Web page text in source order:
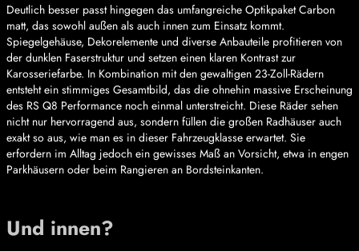
Deutlich besser passt hingegen das umfangreiche Optikpaket Carbon
matt, das sowohl außen als auch innen zum Einsatz kommt.
Spiegelgehäuse, Dekorelemente und diverse Anbauteile profitieren von
der dunklen Faserstruktur und setzen einen klaren Kontrast zur
Karosseriefarbe. In Kombination mit den gewaltigen 23-Zoll-Rädern
entsteht ein stimmiges Gesamtbild, das die ohnehin massive Erscheinung
des RS Q8 Performance noch einmal unterstreicht. Diese Räder sehen
nicht nur hervorragend aus, sondern füllen die großen Radhäuser auch
exakt so aus, wie man es in dieser Fahrzeugklasse erwartet. Sie
erfordern im Alltag jedoch ein gewisses Maß an Vorsicht, etwa in engen
Parkhäusern oder beim Rangieren an Bordsteinkanten.
Und innen?